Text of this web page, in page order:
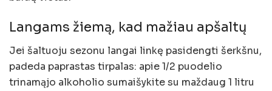
Langams žiemą, kad mažiau apšaltų
Jei šaltuoju sezonu langai linkę pasidengti šerkšnu,
padeda paprastas tirpalas: apie 1/2 puodelio
trinamąjo alkoholio sumaišykite su maždaug 1 litru